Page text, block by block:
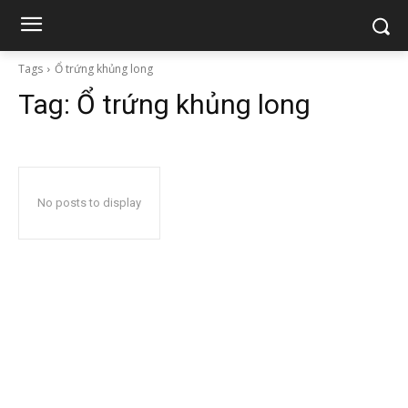
Tags Ổ trứng khủng long
Tag: Ổ trứng khủng long
No posts to display